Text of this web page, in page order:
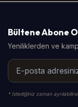
Bültene Abone
Yeniliklerden ve
* İstediğiniz zaman